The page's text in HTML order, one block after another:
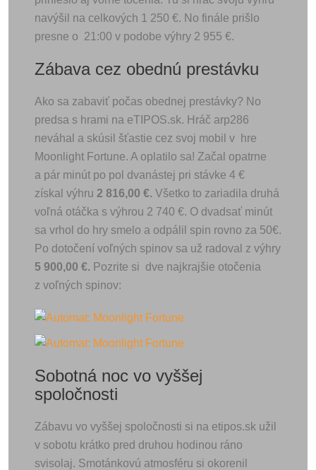
navýšil na celkových 1 250 €. No finále prišlo
presne o 21:00 v podobe výhry 2 955 €.
Zábava cez obednú prestávku
Ako sa zabaviť počas obednej prestávky? No
predsa s hrami na eTIPOS.sk. Hráč arp286
neváhal a skúsil šťastie cez svoj mobil v hre
Moonlight Fortune. A oplatilo sa! Začal opatrne
a pár minút po pol dvanástej pri stávke 4 €
získal výhru 2 816,00 €. Všetko to zariadila druhá
voľná otáčka s výhrou 2 740 €. O dvadsať minút
sa vrhol do hry smelo a odpálil spin rovno za 50€.
Po dotočení voľných spinov sa už radoval z výhry
5 900,00 €. Pozrite si dve najkrajšie otočenia
z voľných spinov:
Sobotná noc vo vyššej
spoločnosti
Zábavu vo vyššej spoločnosti si na etipos.sk užil
v sobotu krátko pred druhou hodinou ráno
svisolaj. Smotánkovú atmosféru si okorenil